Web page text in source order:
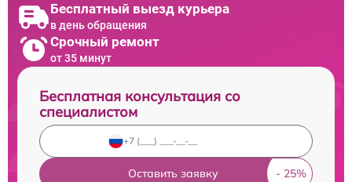
Бесплатный выезд курьера
в день обращения
Срочный ремонт
от 35 минут
Бесплатная консультация со
специалистом
Оставить заявку